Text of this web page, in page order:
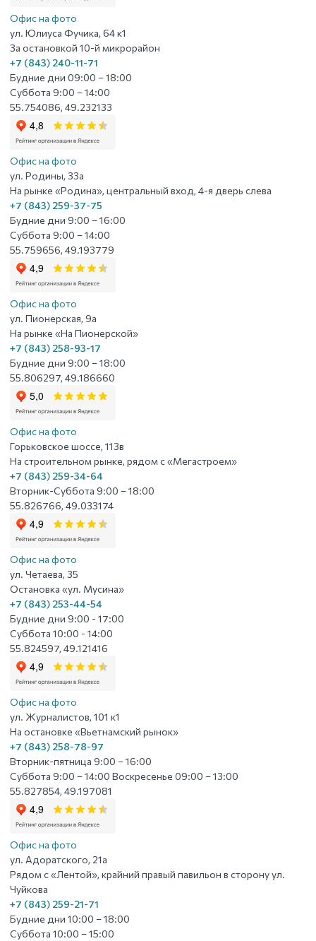
Офис на фото
ул. Юлиуса Фучика, 64 к1
За остановкой 10-й микрорайон
+7 (843) 240-11-71
Будние дни 09:00 – 18:00
Суббота 9:00 – 14:00
55.754086, 49.232133
Офис на фото
ул. Родины, 33а
На рынке «Родина», центральный вход, 4-я дверь слева
+7 (843) 259-37-75
Будние дни 9:00 – 16:00
Суббота 9:00 – 14:00
55.759656, 49.193779
Офис на фото
ул. Пионерская, 9а
На рынке «На Пионерской»
+7 (843) 258-93-17
Будние дни 9:00 – 18:00
55.806297, 49.186660
Офис на фото
Горьковское шоссе, 113в
На строительном рынке, рядом с «Мегастроем»
+7 (843) 259-34-64
Вторник-Суббота 9:00 – 18:00
55.826766, 49.033174
Офис на фото
ул. Четаева, 35
Остановка «ул. Мусина»
+7 (843) 253-44-54
Будние дни 9:00 - 17:00
Суббота 10:00 - 14:00
55.824597, 49.121416
Офис на фото
ул. Журналистов, 101 к1
На остановке «Вьетнамский рынок»
+7 (843) 258-78-97
Вторник-пятница 9:00 – 16:00
Суббота 9:00 – 14:00 Воскресенье 09:00 – 13:00
55.827854, 49.197081
Офис на фото
ул. Адоратского, 21а
Рядом с «Лентой», крайний правый павильон в сторону ул.
Чуйкова
+7 (843) 259-21-71
Будние дни 10:00 – 18:00
Суббота 10:00 – 15:00